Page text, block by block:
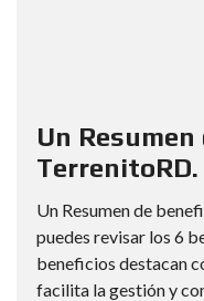
Un
TerrenitoRD.
Un Resumen de
puedes revisar los 6
beneficios destacan
facilita la gestión y